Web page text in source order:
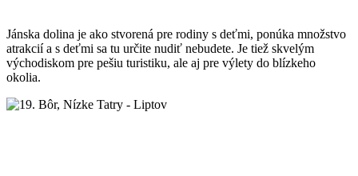
Jánska dolina je ako stvorená pre rodiny s deťmi, ponúka množstvo
atrakcií a s deťmi sa tu určite nudiť nebudete. Je tiež skvelým
východiskom pre pešiu turistiku, ale aj pre výlety do blízkeho
okolia.